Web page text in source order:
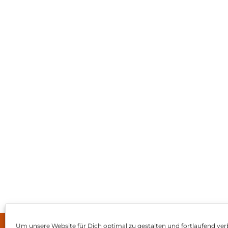
Um unsere Website für Dich optimal zu gestalten und fortlaufend